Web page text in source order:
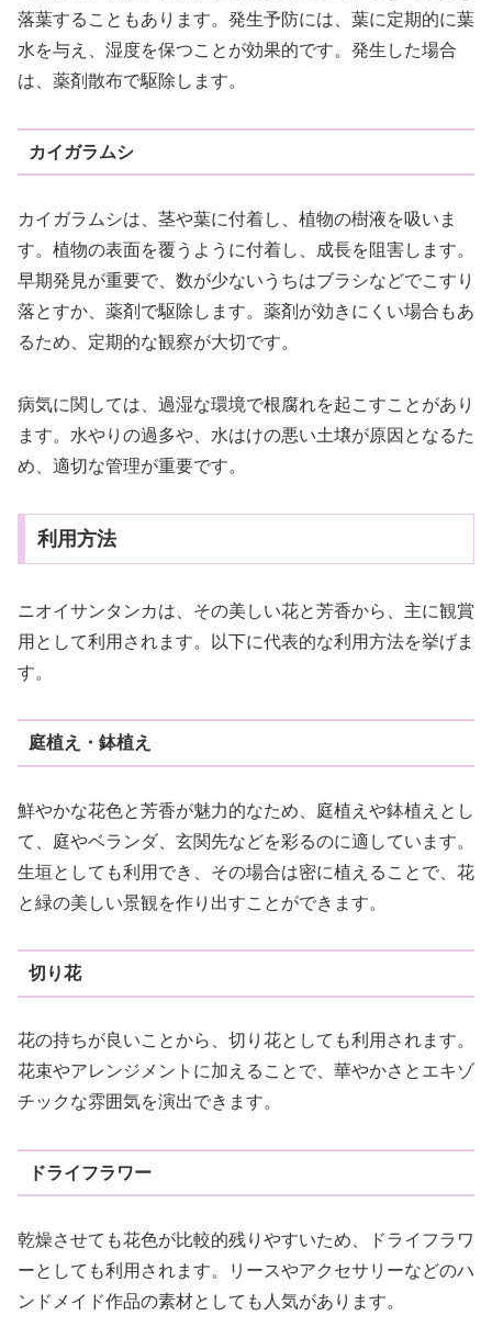
落葉することもあります。発生予防には、葉に定期的に葉
水を与え、湿度を保つことが効果的です。発生した場合
は、薬剤散布で駆除します。
カイガラムシ
カイガラムシは、茎や葉に付着し、植物の樹液を吸いま
す。植物の表面を覆うように付着し、成長を阻害します。
早期発見が重要で、数が少ないうちはブラシなどでこすり
落とすか、薬剤で駆除します。薬剤が効きにくい場合もあ
るため、定期的な観察が大切です。
病気に関しては、過湿な環境で根腐れを起こすことがあり
ます。水やりの過多や、水はけの悪い土壌が原因となるた
め、適切な管理が重要です。
利用方法
ニオイサンタンカは、その美しい花と芳香から、主に観賞
用として利用されます。以下に代表的な利用方法を挙げま
す。
庭植え・鉢植え
鮮やかな花色と芳香が魅力的なため、庭植えや鉢植えとし
て、庭やベランダ、玄関先などを彩るのに適しています。
生垣としても利用でき、その場合は密に植えることで、花
と緑の美しい景観を作り出すことができます。
切り花
花の持ちが良いことから、切り花としても利用されます。
花束やアレンジメントに加えることで、華やかさとエキゾ
チックな雰囲気を演出できます。
ドライフラワー
乾燥させても花色が比較的残りやすいため、ドライフラワ
ーとしても利用されます。リースやアクセサリーなどのハ
ンドメイド作品の素材としても人気があります。